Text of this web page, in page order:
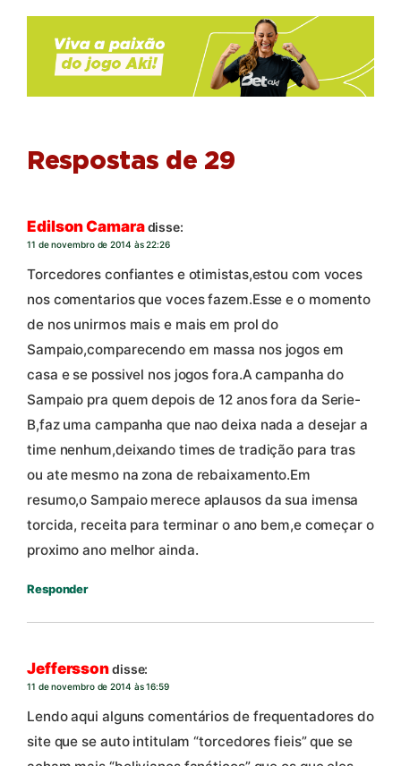
Respostas de 29
Edilson Camaradisse:
11 de novembro de 2014 às 22:26
Torcedores confiantes e otimistas,estou com voces
nos comentarios que voces fazem.Esse e o momento
de nos unirmos mais e mais em prol do
Sampaio,comparecendo em massa nos jogos em
casa e se possivel nos jogos fora.A campanha do
Sampaio pra quem depois de 12 anos fora da Serie-
B,faz uma campanha que nao deixa nada a desejar a
time nenhum,deixando times de tradição para tras
ou ate mesmo na zona de rebaixamento.Em
resumo,o Sampaio merece aplausos da sua imensa
torcida, receita para terminar o ano bem,e começar o
proximo ano melhor ainda.
Responder
Jefferssondisse:
11 de novembro de 2014 às 16:59
Lendo aqui alguns comentários de frequentadores do
site que se auto intitulam “torcedores fieis” que se